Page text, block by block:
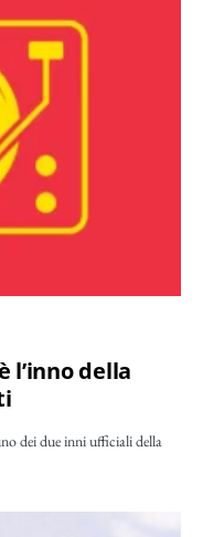
l’inno della
dei due inni ufficiali della